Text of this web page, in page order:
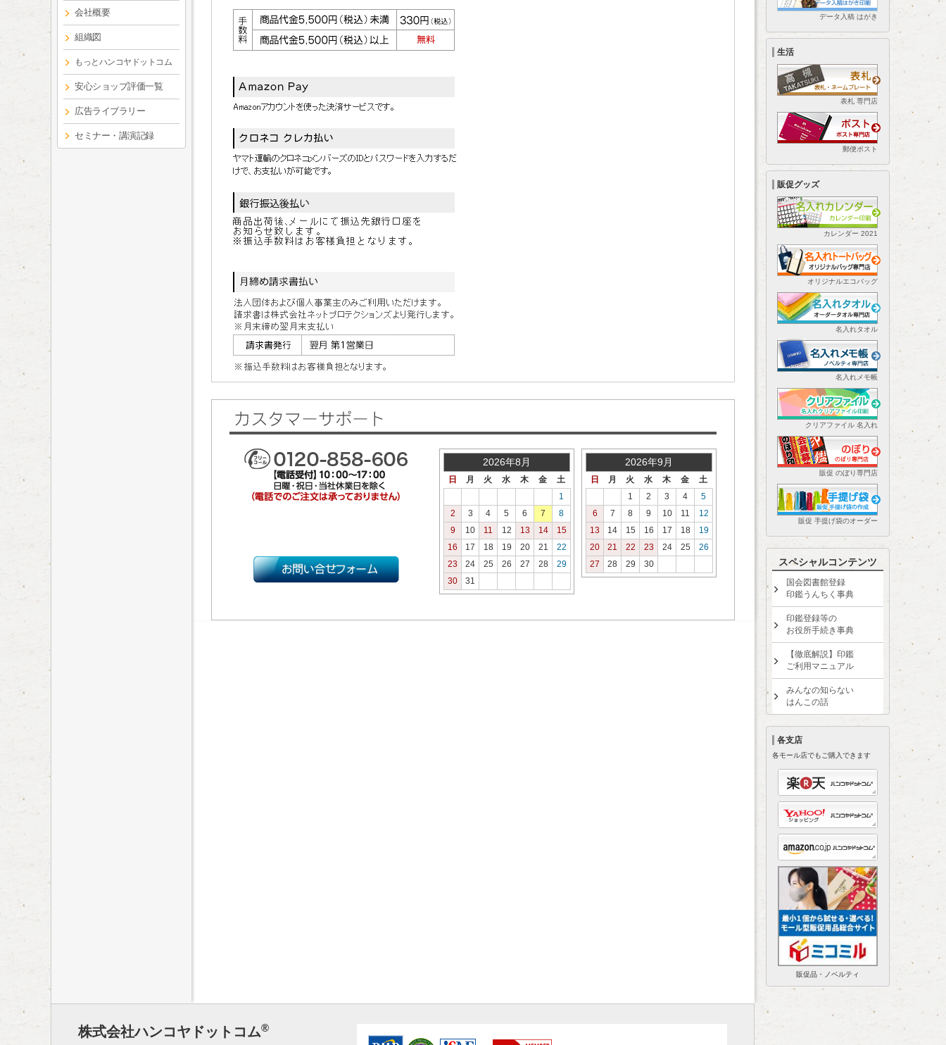
2026年8月
日 月 火 水 木 金
土
1
2
3 4 5 6 7
8
9
10 11 12 13 14
15
16
17 18 19 20 21
22
23
24 25 26 27 28
29
30
31
2026年9月
日 月 火 水 木 金
土
1
2 3 4
5
6
7 8 9 10 11
12
13
14 15 16 17 18
19
20
21 22 23 24 25
26
27
28 29 30
会社概要
組織図
もっとハンコヤドットコム
安心ショップ評価一覧
広告ライブラリー
セミナー・講演記録
データ入稿 はがき
生活
表札 専門店
郵便ポスト
販促グッズ
カレンダー 2021
オリジナルエコバッグ
名入れタオル
名入れメモ帳
クリアファイル 名入れ
販促 のぼり専門店
販促 手提げ袋のオーダー
スペシャルコンテンツ
国会図書館登録
印鑑うんちく事典
印鑑登録等の
お役所手続き事典
【徹底解説】印鑑
ご利用マニュアル
みんなの知らない
はんこの話
各支店
各モール店でもご購入できます
販促品・ノベルティ
株式会社ハンコヤドットコム®